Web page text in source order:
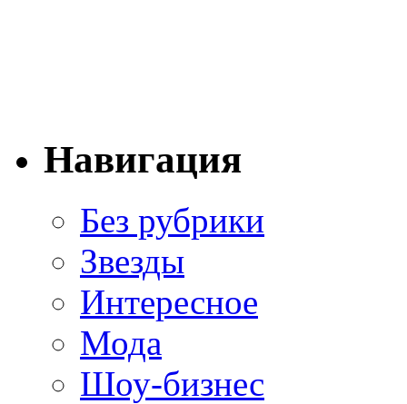
Навигация
Без рубрики
Звезды
Интересное
Мода
Шоу-бизнес